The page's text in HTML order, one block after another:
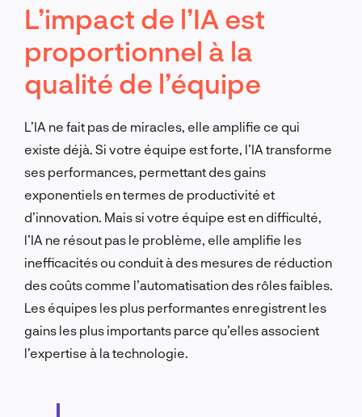
L’impact de l’IA est
proportionnel à la
qualité de l’équipe
L’IA ne fait pas de miracles, elle amplifie ce qui
existe déjà. Si votre équipe est forte, l’IA transforme
ses performances, permettant des gains
exponentiels en termes de productivité et
d’innovation. Mais si votre équipe est en difficulté,
l’IA ne résout pas le problème, elle amplifie les
inefficacités ou conduit à des mesures de réduction
des coûts comme l’automatisation des rôles faibles.
Les équipes les plus performantes enregistrent les
gains les plus importants parce qu’elles associent
l’expertise à la technologie.